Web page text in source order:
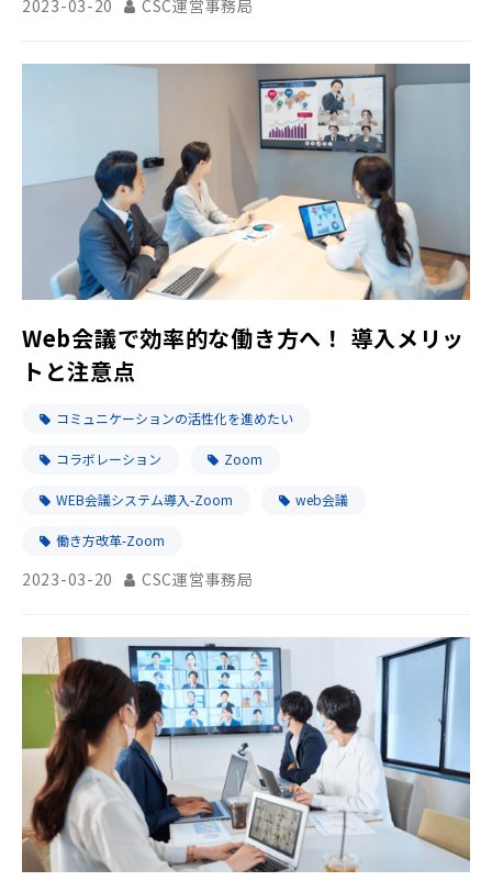
2023-03-20 CSC運営事務局
Web会議で効率的な働き方へ！ 導入メリッ
トと注意点
コミュニケーションの活性化を進めたい
コラボレーション Zoom
WEB会議システム導入-Zoom web会議
働き方改革-Zoom
2023-03-20 CSC運営事務局